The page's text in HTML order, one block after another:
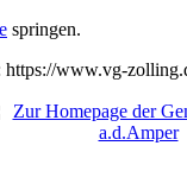
springen.
https://www.vg-